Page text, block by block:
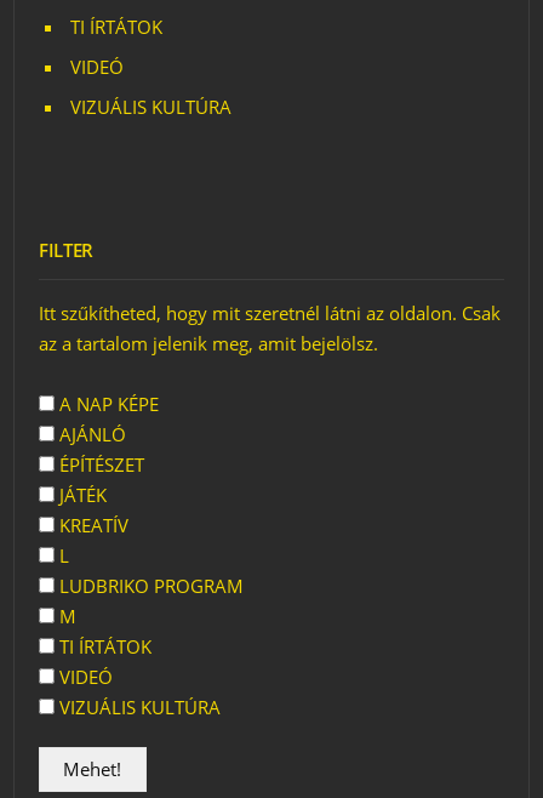
TI ÍRTÁTOK
VIDEÓ
VIZUÁLIS KULTÚRA
FILTER
Itt szűkítheted, hogy mit szeretnél látni az oldalon. Csak
az a tartalom jelenik meg, amit bejelölsz.
A NAP KÉPE
AJÁNLÓ
ÉPÍTÉSZET
JÁTÉK
KREATÍV
L
LUDBRIKO PROGRAM
M
TI ÍRTÁTOK
VIDEÓ
VIZUÁLIS KULTÚRA